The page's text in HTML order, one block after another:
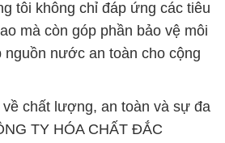
tôi không chỉ đáp ứng các tiêu
mà còn góp phần bảo vệ môi
nước an toàn cho cộng
chất lượng, an toàn và sự đa
TY HÓA CHẤT ĐẮC